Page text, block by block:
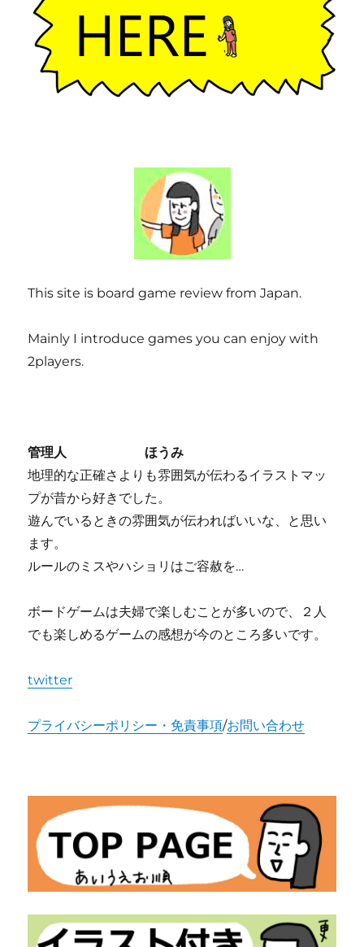
This site is board game review from Japan.
Mainly I introduce games you can enjoy with
2players.
管理人 ほうみ
地理的な正確さよりも雰囲気が伝わるイラストマッ
プが昔から好きでした。
遊んでいるときの雰囲気が伝わればいいな、と思い
ます。
ルールのミスやハショリはご容赦を…
ボードゲームは夫婦で楽しむことが多いので、２人
でも楽しめるゲームの感想が今のところ多いです。
twitter
プライバシーポリシー・免責事項/お問い合わせ